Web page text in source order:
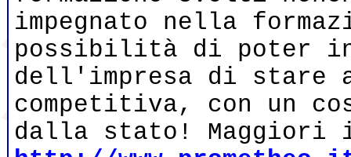
impegnato nella
possibilità di poter
dell'impresa di stare
competitiva, con un
dalla stato! Maggiori